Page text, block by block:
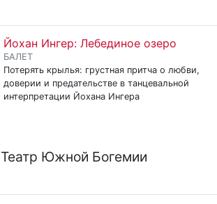
Йохан Ингер: Лебединое озеро
БАЛЕТ
Потерять крылья: грустная притча о любви,
доверии и предательстве в танцевальной
интерпретации Йохана Ингера
Театр Южной Богемии